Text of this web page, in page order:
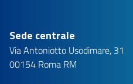
Sede centrale
Via Antoniotto Usodimare, 31
00154 Roma RM